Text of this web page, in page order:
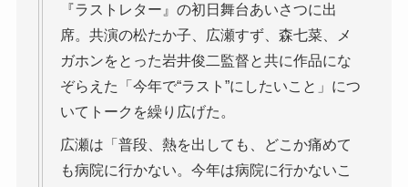
『ラストレター』の初日舞台あいさつに出
席。共演の松たか子、広瀬すず、森七菜、メ
ガホンをとった岩井俊二監督と共に作品にな
ぞらえた「今年で“ラスト”にしたいこと」につ
いてトークを繰り広げた。
広瀬は「普段、熱を出しても、どこか痛めて
も病院に行かない。今年は病院に行かないこ